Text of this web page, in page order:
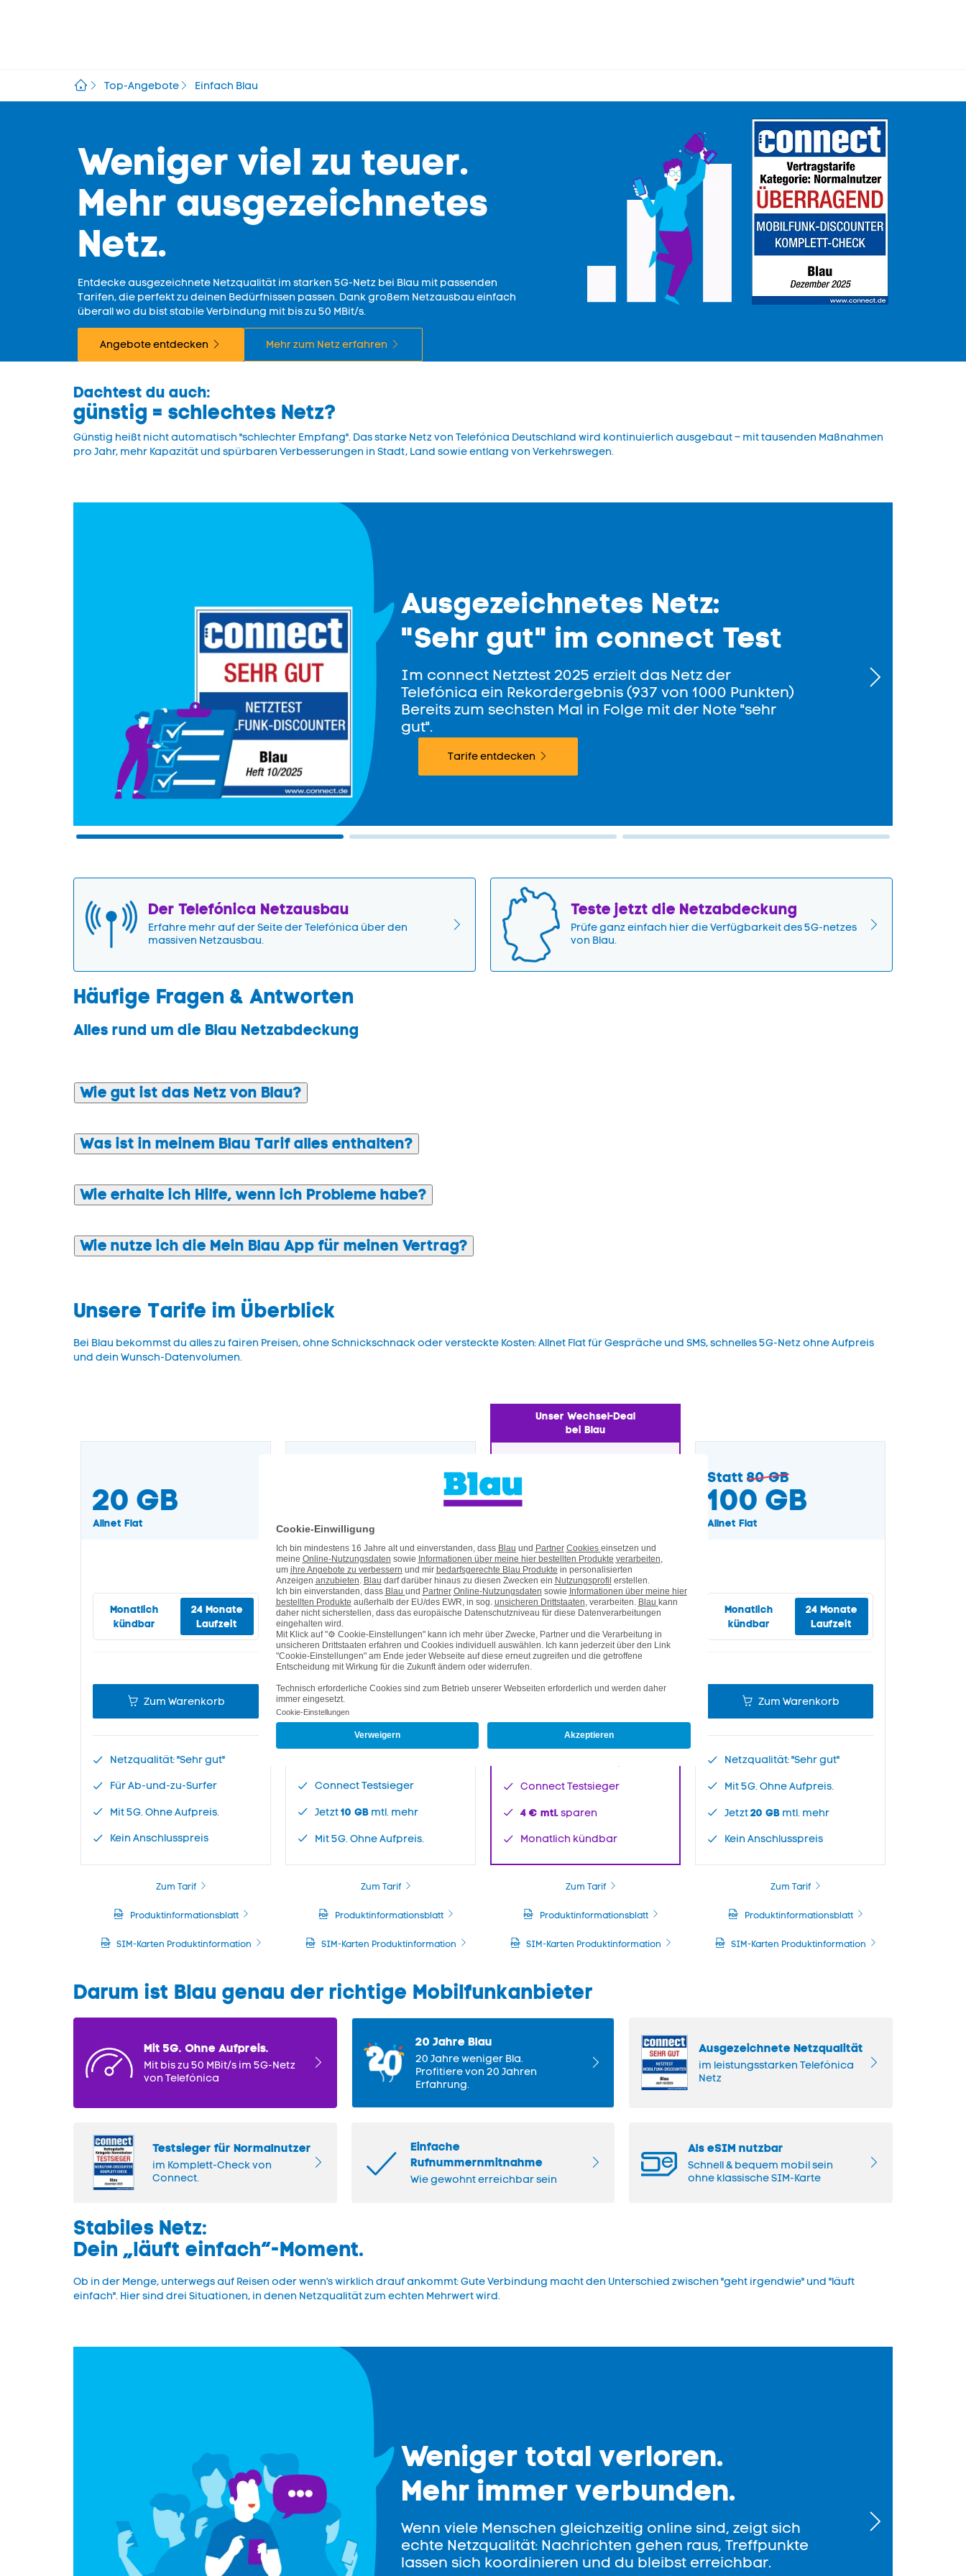
Top-Angebote Einfach Blau
Weniger viel zu teuer.
Mehr ausgezeichnetes
Netz.
Entdecke ausgezeichnete Netzqualität im starken 5G-Netz bei Blau mit passenden
Tarifen, die perfekt zu deinen Bedürfnissen passen. Dank großem Netzausbau einfach
überall wo du bist stabile Verbindung mit bis zu 50 MBit/s.
Angebote entdecken Mehr zum Netz erfahren
Dachtest du auch:
günstig = schlechtes Netz?
Günstig heißt nicht automatisch "schlechter Empfang". Das starke Netz von Telefónica Deutschland wird kontinuierlich ausgebaut – mit tausenden Maßnahmen
pro Jahr, mehr Kapazität und spürbaren Verbesserungen in Stadt, Land sowie entlang von Verkehrswegen.
Ausgezeichnetes Netz:
"Sehr gut" im connect Test
Im connect Netztest 2025 erzielt das Netz der
Telefónica ein Rekordergebnis (937 von 1000 Punkten)
Bereits zum sechsten Mal in Folge mit der Note "sehr
gut".
Tarife entdecken
Der Telefónica Netzausbau
Erfahre mehr auf der Seite der Telefónica über den
massiven Netzausbau.
Teste jetzt die Netzabdeckung
Prüfe ganz einfach hier die Verfügbarkeit des 5G-netzes
von Blau.
Häufige Fragen & Antworten
Alles rund um die Blau Netzabdeckung
Wie gut ist das Netz von Blau?
Was ist in meinem Blau Tarif alles enthalten?
Wie erhalte ich Hilfe, wenn ich Probleme habe?
Wie nutze ich die Mein Blau App für meinen Vertrag?
Unsere Tarife im Überblick
Bei Blau bekommst du alles zu fairen Preisen, ohne Schnickschnack oder versteckte Kosten:Allnet Flatfür Gespräche und SMS, schnelles 5G-Netz ohne Aufpreis
und dein Wunsch-Datenvolumen.
20 GB
Allnet Flat
Monatlich
kündbar
24 Monate
Laufzeit
Zum Warenkorb
Netzqualität: "Sehr gut"
Für Ab-und-zu-Surfer
Mit 5G. Ohne Aufpreis.
Kein Anschlusspreis
Zum Tarif
Produktinformationsblatt
SIM-Karten Produktinformation
Allnet Flat
Monatlich
kündbar
24 Monate
Connect Testsieger
Jetzt10 GB mtl. mehr
Mit 5G. Ohne Aufpreis.
Zum Tarif
Produktinformationsblatt
SIM-Karten Produktinformation
60
Unser Wechsel-Deal
bei Blau
Monatlich
24 Monate
Connect Testsieger
4 € mtl.sparen
Monatlich kündbar
Zum Tarif
Produktinformationsblatt
SIM-Karten Produktinformation
Statt 80 GB
100 GB
Allnet Flat
Monatlich
kündbar
24 Monate
Laufzeit
Zum Warenkorb
Netzqualität: "Sehr gut"
Mit 5G. Ohne Aufpreis.
Jetzt20 GB mtl. mehr
Kein Anschlusspreis
Zum Tarif
Produktinformationsblatt
SIM-Karten Produktinformation
Darum ist Blau genau der richtige Mobilfunkanbieter
Mit 5G. Ohne Aufpreis.
Mit bis zu 50 MBit/s im 5G-Netz
von Telefónica
20 Jahre Blau
20 Jahre weniger Bla.
Profitiere von 20 Jahren
Erfahrung.
Ausgezeichnete Netzqualität
im leistungsstarken Telefónica
Netz
Testsieger für Normalnutzer
im Komplett-Check von
Connect.
Einfache
Rufnummernmitnahme
Wie gewohnt erreichbar sein
Als eSIM nutzbar
Schnell & bequem mobil sein
ohne klassische SIM-Karte
Stabiles Netz:
Dein „läuft einfach“-Moment.
Ob in der Menge, unterwegs auf Reisen oder wenn’s wirklich drauf ankommt: Gute Verbindung macht den Unterschied zwischen "geht irgendwie" und "läuft
einfach". Hier sind drei Situationen, in denen Netzqualität zum echten Mehrwert wird.
Weniger total verloren.
Mehr immer verbunden.
Wenn viele Menschen gleichzeitig online sind, zeigt sich
echte Netzqualität: Nachrichten gehen raus, Treffpunkte
lassen sich koordinieren und du bleibst erreichbar.